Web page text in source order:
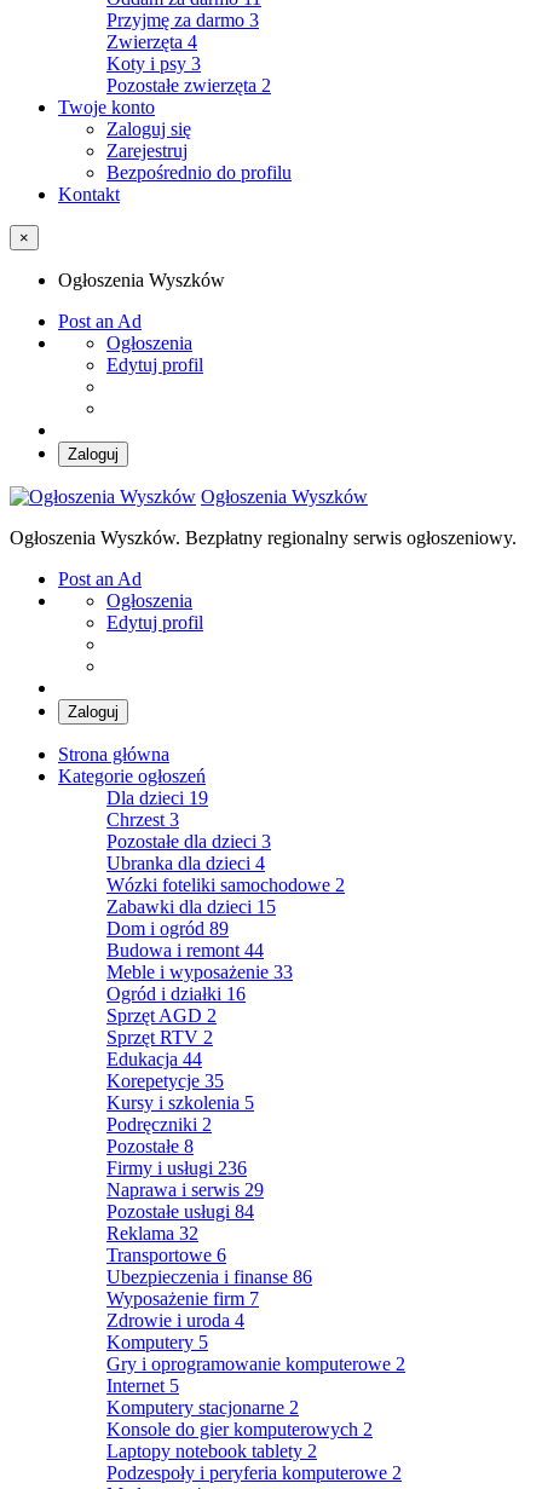
Przyjmę za darmo 3
Zwierzęta 4
Koty i psy 3
Pozostałe zwierzęta 2
Twoje konto
Zaloguj się
Zarejestruj
Bezpośrednio do profilu
Kontakt
×
Ogłoszenia Wyszków
Post an Ad
Ogłoszenia
Edytuj profil
Zaloguj
Ogłoszenia Wyszków
Ogłoszenia Wyszków. Bezpłatny regionalny serwis ogłoszeniowy.
Post an Ad
Ogłoszenia
Edytuj profil
Zaloguj
Strona główna
Kategorie ogłoszeń
Dla dzieci 19
Chrzest 3
Pozostałe dla dzieci 3
Ubranka dla dzieci 4
Wózki foteliki samochodowe 2
Zabawki dla dzieci 15
Dom i ogród 89
Budowa i remont 44
Meble i wyposażenie 33
Ogród i działki 16
Sprzęt AGD 2
Sprzęt RTV 2
Edukacja 44
Korepetycje 35
Kursy i szkolenia 5
Podręczniki 2
Pozostałe 8
Firmy i usługi 236
Naprawa i serwis 29
Pozostałe usługi 84
Reklama 32
Transportowe 6
Ubezpieczenia i finanse 86
Wyposażenie firm 7
Zdrowie i uroda 4
Komputery 5
Gry i oprogramowanie komputerowe 2
Internet 5
Komputery stacjonarne 2
Konsole do gier komputerowych 2
Laptopy notebook tablety 2
Podzespoły i peryferia komputerowe 2